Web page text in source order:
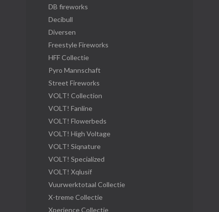
DB fireworks
Decibull
Diversen
Freestyle Fireworks
HFF Collectie
Pyro Mannschaft
Street Fireworks
VOLT! Collection
VOLT! Fanline
VOLT! Flowerbeds
VOLT! High Voltage
VOLT! Siqnature
VOLT! Specialized
VOLT! Xqlusif
Vuurwerktotaal Collectie
X-treme Collectie
Xperience Collectie